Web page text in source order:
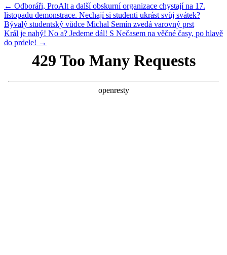
Post
navigation
← Odboráři, ProAlt a další obskurní organizace chystají na 17.
listopadu demonstrace. Nechají si studenti ukrást svůj svátek?
Bývalý studentský vůdce Michal Semín zvedá varovný prst
Král je nahý! No a? Jedeme dál! S Nečasem na věčné časy, po hlavě
do prdele! →